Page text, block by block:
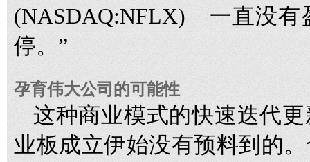
(NASDAQ:NFLX) 一直没有
停。”
孕育伟大公司的可能性
这种商业模式的快速迭代
业板成立伊始没有预料到的